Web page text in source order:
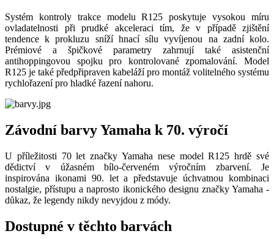
Systém kontroly trakce modelu R125 poskytuje vysokou míru
ovladatelnosti při prudké akceleraci tím, že v případě zjištění
tendence k prokluzu sníží hnací sílu vyvíjenou na zadní kolo.
Prémiové a špičkové parametry zahrnují také asistenční
antihoppingovou spojku pro kontrolované zpomalování. Model
R125 je také předpřipraven kabeláží pro montáž volitelného systému
rychlořazení pro hladké řazení nahoru.
Závodní barvy Yamaha k 70. výročí
U příležitosti 70 let značky Yamaha nese model R125 hrdě své
dědictví v úžasném bílo-červeném výročním zbarvení. Je
inspirována ikonami 90. let a představuje úchvatnou kombinaci
nostalgie, přístupu a naprosto ikonického designu značky Yamaha -
důkaz, že legendy nikdy nevyjdou z módy.
Dostupné v těchto barvách